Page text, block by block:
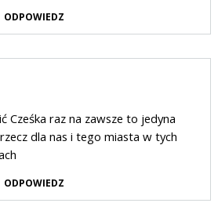
ODPOWIEDZ
Cześka raz na zawsze to jedyna
dla nas i tego miasta w tych
ODPOWIEDZ